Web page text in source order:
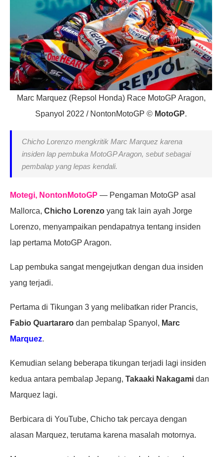
Marc Marquez (Repsol Honda) Race MotoGP Aragon,
Spanyol 2022 / NontonMotoGP © MotoGP.
Chicho Lorenzo mengkritik Marc Marquez karena
insiden lap pembuka MotoGP Aragon, sebut sebagai
pembalap yang lepas kendali.
Motegi, NontonMotoGP — Pengaman MotoGP asal
Mallorca, Chicho Lorenzo yang tak lain ayah Jorge
Lorenzo, menyampaikan pendapatnya tentang insiden
lap pertama MotoGP Aragon.
Lap pembuka sangat mengejutkan dengan dua insiden
yang terjadi.
Pertama di Tikungan 3 yang melibatkan rider Prancis,
Fabio Quartararo dan pembalap Spanyol, Marc
Marquez.
Kemudian selang beberapa tikungan terjadi lagi insiden
kedua antara pembalap Jepang, Takaaki Nakagami dan
Marquez lagi.
Berbicara di YouTube, Chicho tak percaya dengan
alasan Marquez, terutama karena masalah motornya.